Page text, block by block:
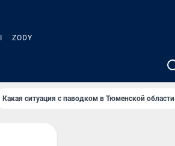
ZODY
Какая ситуация с паводком в Тюменской области